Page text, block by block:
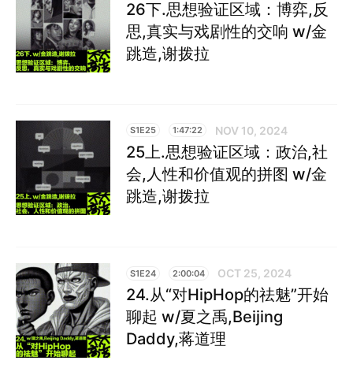
26下.思想验证区域：博弈,反
思,真实与戏剧性的交响 w/金
跳造,谢拨拉
S1E25 1:47:22 NOV 10, 2024
25上.思想验证区域：政治,社
会,人性和价值观的拼图 w/金
跳造,谢拨拉
S1E24 2:00:04 OCT 25, 2024
24.从“对HipHop的祛魅”开始
聊起 w/夏之禹,Beijing
Daddy,蒋道理